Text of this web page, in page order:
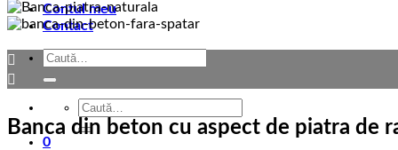
Contul meu
Contact
Caută
Caută
după:
0
Banca din beton cu aspect de piatra de